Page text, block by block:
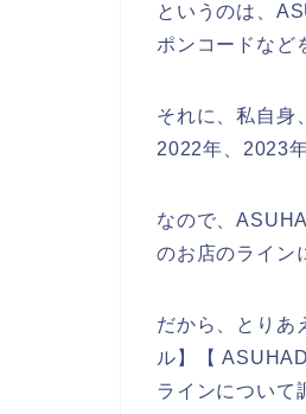
というのは、
ポンコードなど
それに、私自身
2022年、2023
なので、
のお店のライン
だから、とりあ
ル】【
ラインについて